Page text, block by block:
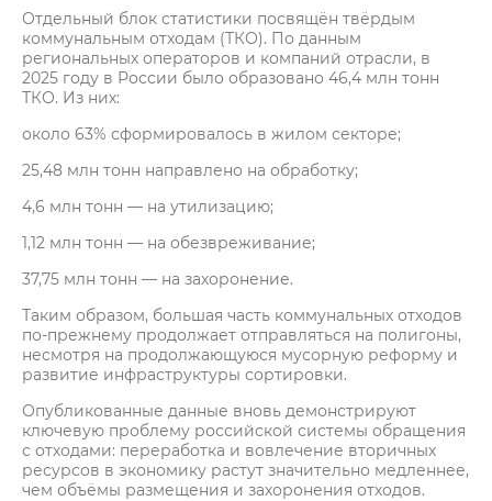
Отдельный блок статистики посвящён твёрдым
коммунальным отходам (ТКО). По данным
региональных операторов и компаний отрасли, в
2025 году в России было образовано 46,4 млн тонн
ТКО. Из них:
около 63% сформировалось в жилом секторе;
25,48 млн тонн направлено на обработку;
4,6 млн тонн — на утилизацию;
1,12 млн тонн — на обезвреживание;
37,75 млн тонн — на захоронение.
Таким образом, большая часть коммунальных отходов
по-прежнему продолжает отправляться на полигоны,
несмотря на продолжающуюся мусорную реформу и
развитие инфраструктуры сортировки.
Опубликованные данные вновь демонстрируют
ключевую проблему российской системы обращения
с отходами: переработка и вовлечение вторичных
ресурсов в экономику растут значительно медленнее,
чем объёмы размещения и захоронения отходов.